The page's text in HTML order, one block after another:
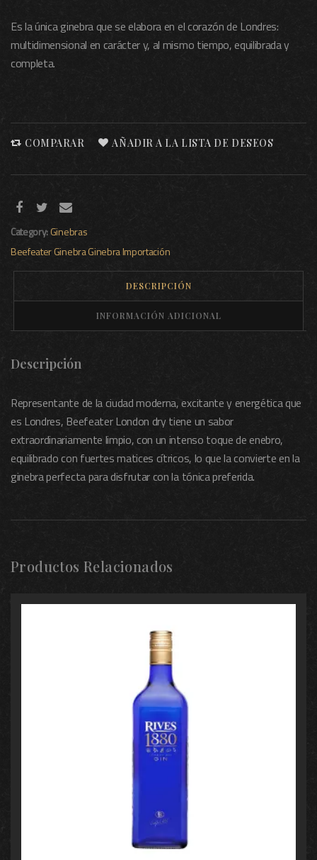
Es la única ginebra que se elabora en el corazón de Londres:
multidimensional en carácter y, al mismo tiempo, equilibrada y
completa.
COMPARAR AÑADIR A LA LISTA DE DESEOS
Category:Ginebras
BeefeaterGinebraGinebra Importación
DESCRIPCIÓN
INFORMACIÓN ADICIONAL
Descripción
Representante de la ciudad moderna, excitante y energética que
es Londres, Beefeater London dry tiene un sabor
extraordinariamente limpio, con un intenso toque de enebro,
equilibrado con fuertes matices cítricos, lo que la convierte en la
ginebra perfecta para disfrutar con la tónica preferida.
Productos Relacionados